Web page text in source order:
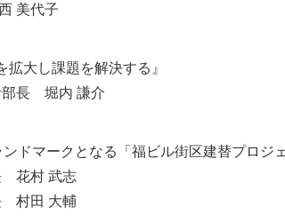
美代子
拡大し課題を解決する』
部長 堀内 謙介
ドマークとなる「福ビル街区建替プロジ
花村 武志
村田 大輔